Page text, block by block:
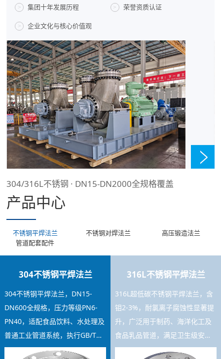
> 集团十年发展历程 > 荣誉资质认证
> 企业文化与核心价值观
304/316L不锈钢 · DN15-DN2000全规格覆盖
产品中心
不锈钢平焊法兰 不锈钢对焊法兰
高压锻造法兰
管道配套配件
304不锈钢平焊法兰
304不锈钢平焊法兰，DN15-
DN600全规格，压力等级PN6-
PN40，适配食品饮料、水处理及
普通工业管道系统，执行GB/T
9119标准，焊接工艺稳定，库存
316L不锈钢平焊法兰
316L超低碳不锈钢平焊法兰，含
钼2-3%，耐氯离子腐蚀性显著提
升，广泛用于制药、海洋化工及
食品乳品管道，满足卫生级安装
要求，可提供材质证书及SGS检